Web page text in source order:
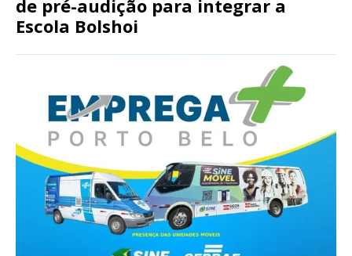
de pré-audição para integrar a
Escola Bolshoi